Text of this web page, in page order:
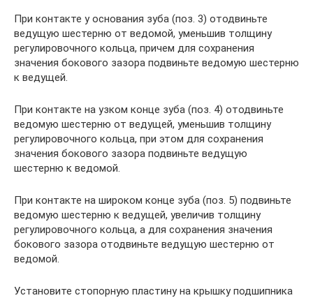
При контакте у основания зуба (поз. 3) отодвиньте
ведущую шестерню от ведомой, уменьшив толщину
регулировочного кольца, причем для сохранения
значения бокового зазора подвиньте ведомую шестерню
к ведущей.
При контакте на узком конце зуба (поз. 4) отодвиньте
ведомую шестерню от ведущей, уменьшив толщину
регулировочного кольца, при этом для сохранения
значения бокового зазора подвиньте ведущую
шестерню к ведомой.
При контакте на широком конце зуба (поз. 5) подвиньте
ведомую шестерню к ведущей, увеличив толщину
регулировочного кольца, а для сохранения значения
бокового зазора отодвиньте ведущую шестерню от
ведомой.
Установите стопорную пластину на крышку подшипника